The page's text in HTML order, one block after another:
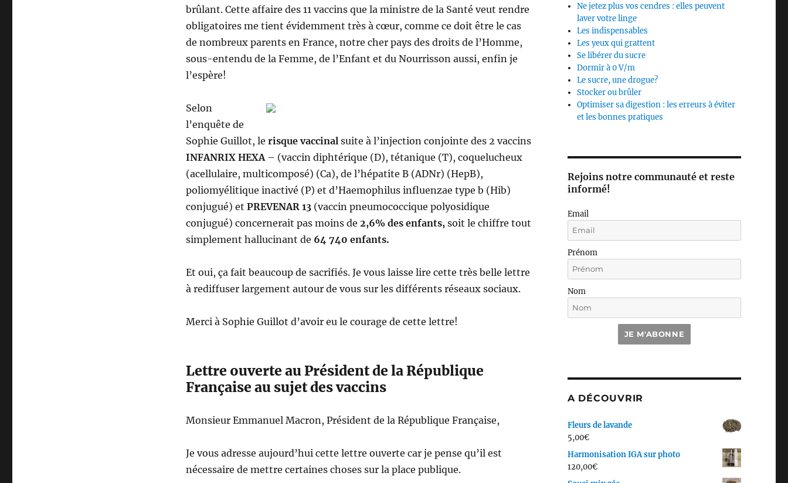
brûlant. Cette affaire des 11 vaccins que la ministre de la Santé veut rendre
obligatoires me tient évidemment très à cœur, comme ce doit être le cas
de nombreux parents en France, notre cher pays des droits de l’Homme,
sous-entendu de la Femme, de l’Enfant et du Nourrisson aussi, enfin je
l’espère!
Selon
l’enquête de
Sophie Guillot, le risque vaccinalsuite à l’injection conjointe des 2 vaccins
INFANRIX HEXA– (vaccin diphtérique (D), tétanique (T), coquelucheux
(acellulaire, multicomposé) (Ca), de l’hépatite B (ADNr) (HepB),
poliomyélitique inactivé (P) et d’Haemophilus influenzae type b (Hib)
conjugué) et PREVENAR 13 (vaccin pneumococcique polyosidique
conjugué) concernerait pas moins de 2,6% des enfants,soit le chiffre tout
simplement hallucinant de 64 740 enfants.
Et oui, ça fait beaucoup de sacrifiés. Je vous laisse lire cette très belle lettre
à rediffuser largement autour de vous sur les différents réseaux sociaux.
Merci à Sophie Guillot d’avoir eu le courage de cette lettre!
Lettre ouverte au Président de la République
Française au sujet des vaccins
Monsieur Emmanuel Macron, Président de la République Française,
Je vous adresse aujourd’hui cette lettre ouverte car je pense qu’il est
nécessaire de mettre certaines choses sur la place publique.
Ne jetez plus vos cendres : elles peuvent
laver votre linge
Les indispensables
Les yeux qui grattent
Se libérer du sucre
Dormir à 0 V/m
Le sucre, une drogue?
Stocker ou brûler
Optimiser sa digestion : les erreurs à éviter
et les bonnes pratiques
Rejoins notre communauté et reste
informé!
Email
Prénom
Nom
JE M'ABONNE
A DÉCOUVRIR
Fleurs de lavande
5,00€
Harmonisation IGA sur photo
120,00€